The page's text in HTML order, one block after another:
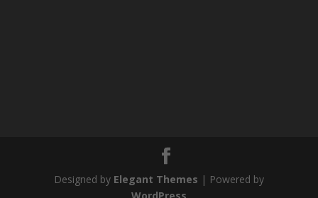
Designed by Elegant Themes | Powered by